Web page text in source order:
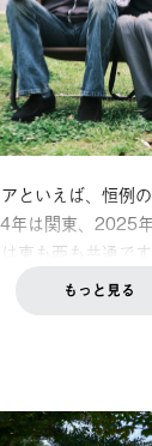
といえば、恒例
年は関東、2025
東も西も共通です
もっと見る